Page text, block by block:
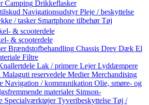
Camping Drikkeflasker
Navigationsudstyr Pleje / beskyttelse
/ tasker Smartphone tilbehør Tøj
& scooterdele
& scooterdele
Brændstofbehandling Chassis Drev Dæk El
Filtre
Lak / primere Lejer Lyddæmpere
Malaguti reservedele Medier Merchandising
Navigation / kommunikation Olie, smøre- og
materialer Simson-
Specialværktøjer Tyveribeskyttelse Tøj /